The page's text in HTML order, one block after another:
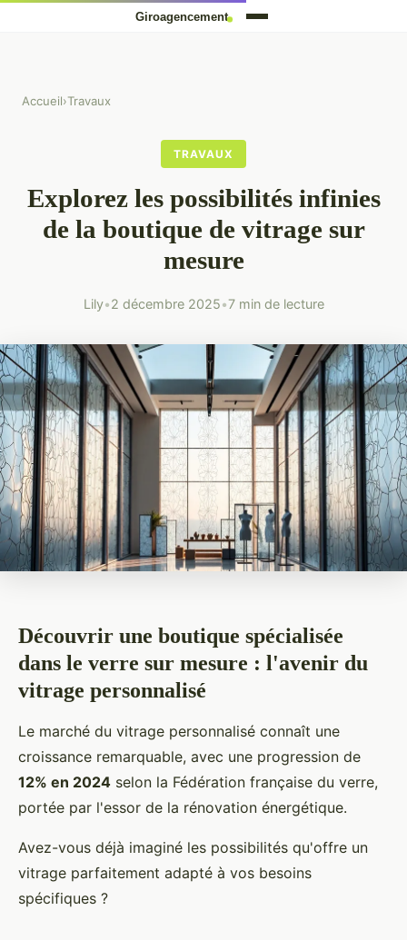
Accueil›Travaux
TRAVAUX
Explorez les possibilités infinies
de la boutique de vitrage sur
mesure
Lily•2 décembre 2025•7 min de lecture
Découvrir une boutique spécialisée
dans le verre sur mesure : l'avenir du
vitrage personnalisé
Le marché du vitrage personnalisé connaît une
croissance remarquable, avec une progression de
12% en 2024 selon la Fédération française du verre,
portée par l'essor de la rénovation énergétique.
Avez-vous déjà imaginé les possibilités qu'offre un
vitrage parfaitement adapté à vos besoins
spécifiques ?